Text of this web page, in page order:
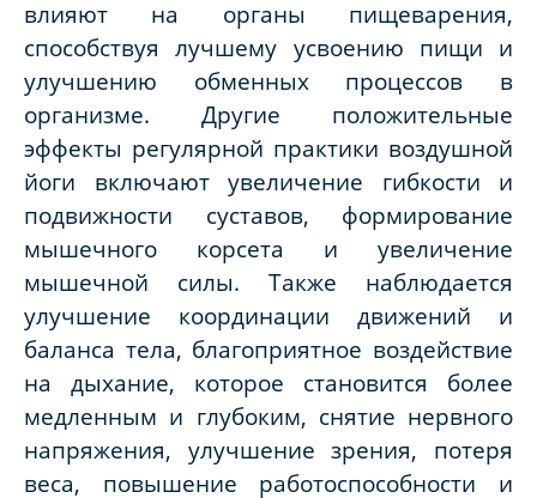
влияют на органы пищеварения,
способствуя лучшему усвоению пищи и
улучшению обменных процессов в
организме. Другие положительные
эффекты регулярной практики воздушной
йоги включают увеличение гибкости и
подвижности суставов, формирование
мышечного корсета и увеличение
мышечной силы. Также наблюдается
улучшение координации движений и
баланса тела, благоприятное воздействие
на дыхание, которое становится более
медленным и глубоким, снятие нервного
напряжения, улучшение зрения, потеря
веса, повышение работоспособности и